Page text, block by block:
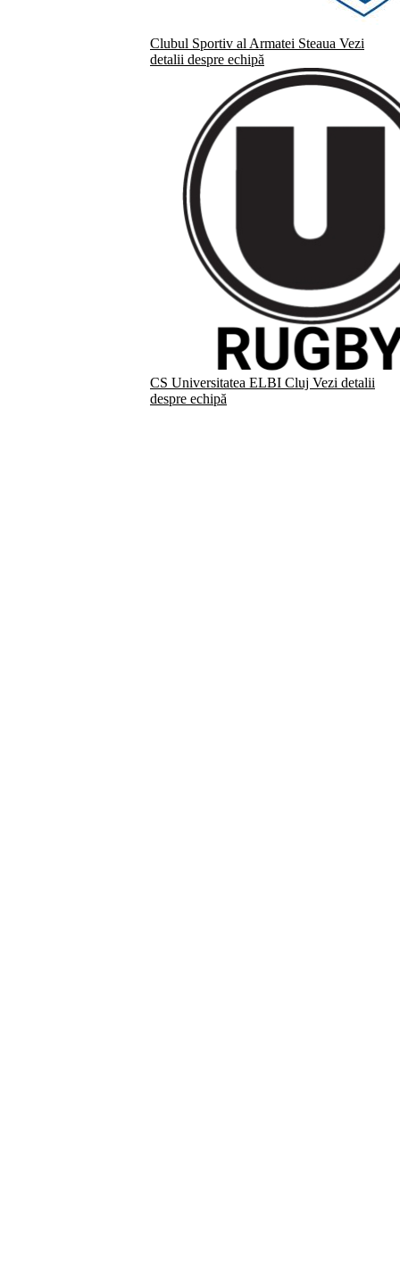
Clubul Sportiv al Armatei Steaua Vezi
detalii despre echipă
CS Universitatea ELBI Cluj Vezi detalii
despre echipă